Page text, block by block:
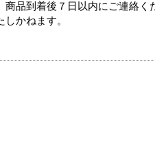
品到着後７日以内にご連絡
かねます。